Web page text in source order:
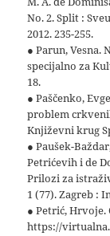
No. 2. Split :
2012. 235-255.
● Parun,
specijalno za
18.
● Paščenko,
problem
Književni krug
● Paušek-
Petrićevih i de
Prilozi za
1 (77). Zagreb :
● Petrić,
https://